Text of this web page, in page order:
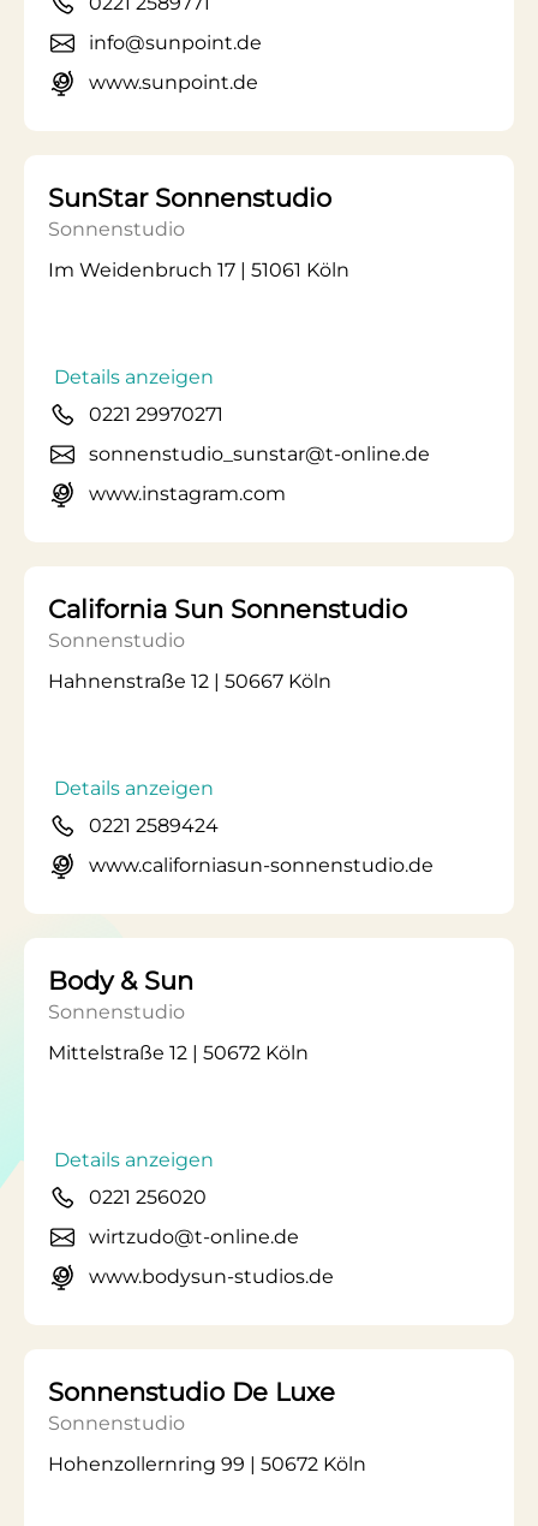
info@sunpoint.de
www.sunpoint.de
SunStar Sonnenstudio
Sonnenstudio
Im Weidenbruch 17 | 51061 Köln
Details anzeigen
0221 29970271
sonnenstudio_sunstar@t-online.de
www.instagram.com
California Sun Sonnenstudio
Sonnenstudio
Hahnenstraße 12 | 50667 Köln
Details anzeigen
0221 2589424
www.californiasun-sonnenstudio.de
Body & Sun
Sonnenstudio
Mittelstraße 12 | 50672 Köln
Details anzeigen
0221 256020
wirtzudo@t-online.de
www.bodysun-studios.de
Sonnenstudio De Luxe
Sonnenstudio
Hohenzollernring 99 | 50672 Köln